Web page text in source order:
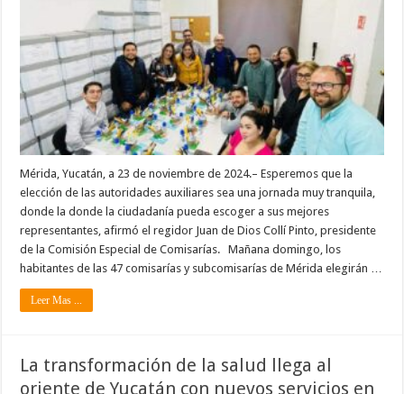
Mérida, Yucatán, a 23 de noviembre de 2024.– Esperemos que la
elección de las autoridades auxiliares sea una jornada muy tranquila,
donde la donde la ciudadanía pueda escoger a sus mejores
representantes, afirmó el regidor Juan de Dios Collí Pinto, presidente
de la Comisión Especial de Comisarías. Mañana domingo, los
habitantes de las 47 comisarías y subcomisarías de Mérida elegirán …
Leer Mas ...
La transformación de la salud llega al
oriente de Yucatán con nuevos servicios en